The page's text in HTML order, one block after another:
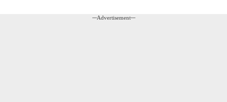
---Advertisement---